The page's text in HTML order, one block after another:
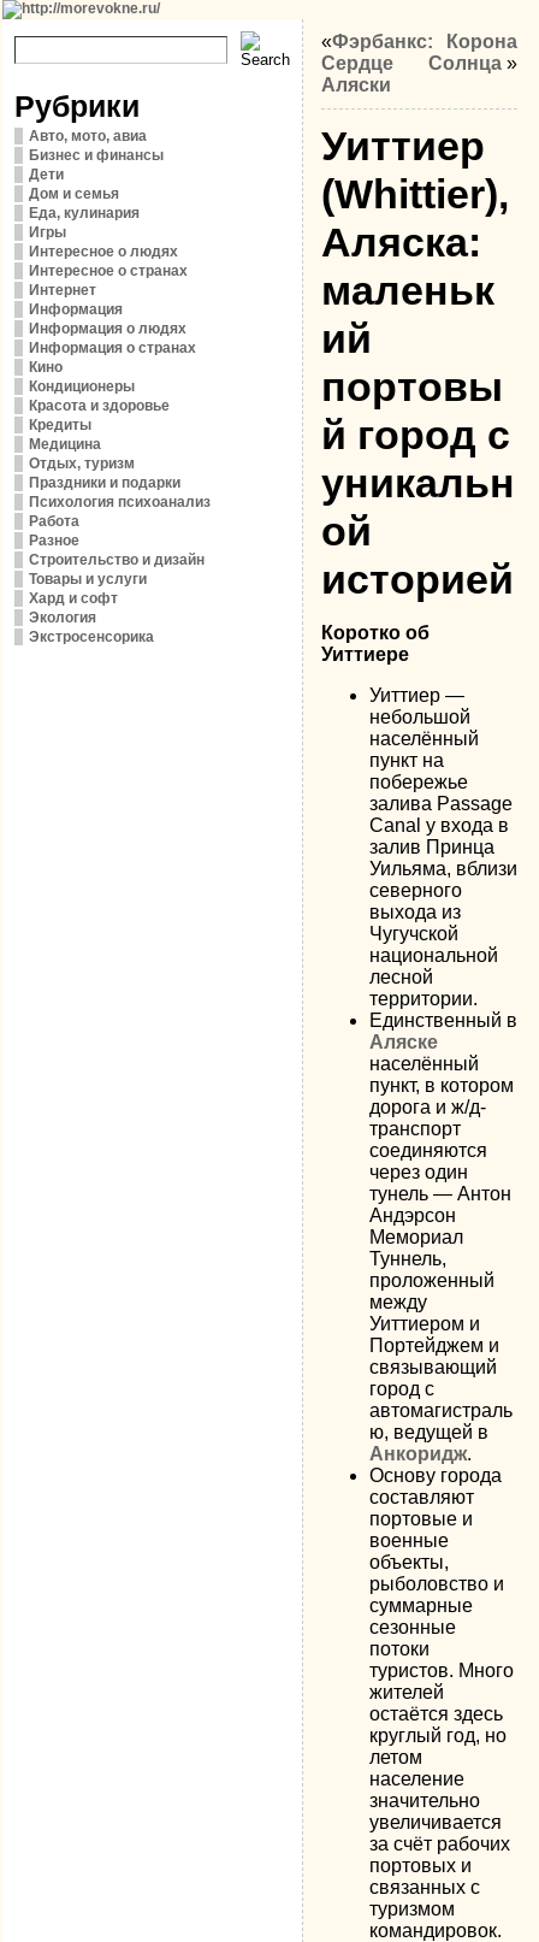
Рубрики
Авто, мото, авиа
Бизнес и финансы
Дети
Дом и семья
Еда, кулинария
Игры
Интересное о людях
Интересное о странах
Интернет
Информация
Информация о людях
Информация о странах
Кино
Кондиционеры
Красота и здоровье
Кредиты
Медицина
Отдых, туризм
Праздники и подарки
Психология психоанализ
Работа
Разное
Строительство и дизайн
Товары и услуги
Хард и софт
Экология
Экстросенсорика
«Фэрбанкс:
Сердце
Аляски
Корона
Солнца »
Уиттиер
(Whittier),
Аляска:
маленьк
ий
портовы
й город с
уникальн
ой
историей
Коротко об
Уиттиере
Уиттиер —
небольшой
населённый
пункт на
побережье
залива Passage
Canal у входа в
залив Принца
Уильяма, вблизи
северного
выхода из
Чугучской
национальной
лесной
территории.
Единственный в
Аляске
населённый
пункт, в котором
дорога и ж/д-
транспорт
соединяются
через один
тунель — Антон
Андэрсон
Мемориал
Туннель,
проложенный
между
Уиттиером и
Портейджем и
связывающий
город с
автомагистраль
ю, ведущей в
Анкоридж.
Основу города
составляют
портовые и
военные
объекты,
рыболовство и
суммарные
сезонные
потоки
туристов. Много
жителей
остаётся здесь
круглый год, но
летом
население
значительно
увеличивается
за счёт рабочих
портовых и
связанных с
туризмом
командировок.